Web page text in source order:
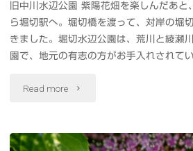
ー
ス
旧中川水辺公園 紫陽花畑を楽しんだあと
ら堀切駅へ。堀切橋を渡って、対岸の堀
きました。堀切水辺公園は、荒川と綾瀬
園で、地元の有志の方がお手入れされて
Read more "東